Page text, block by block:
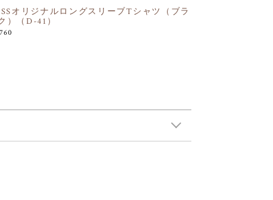
オリジナルロングスリーブTシャツ（ブラ
）（D-41）